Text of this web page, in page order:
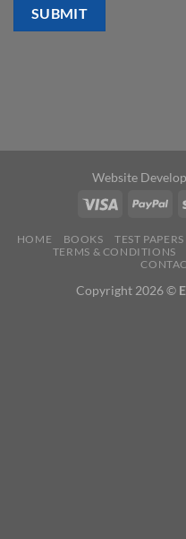
Website
HOME BOOKS TEST PAPERS
TERMS & CONDITIONS
Copyright 2026 ©